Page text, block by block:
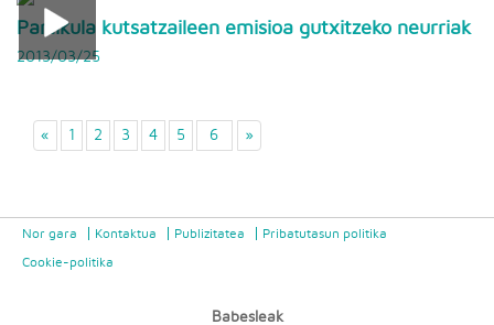
Partikula kutsatzaileen emisioa gutxitzeko neurriak
2013/03/25
« 1 2 3 4 5 6 »
Nor gara Kontaktua Publizitatea Pribatutasun politika
Cookie-politika
Babesleak